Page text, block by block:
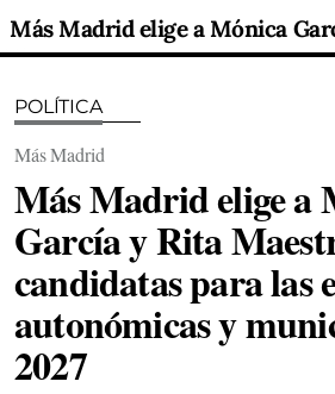
POLÍTICA
Más Madrid
Más Madrid elige a
García y Rita
candidatas para las
autonómicas y
2027